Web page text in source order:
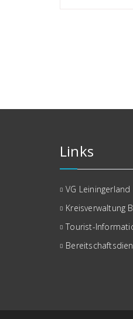
Links
VG Leiningerland
Kreisverwaltung
Tourist-